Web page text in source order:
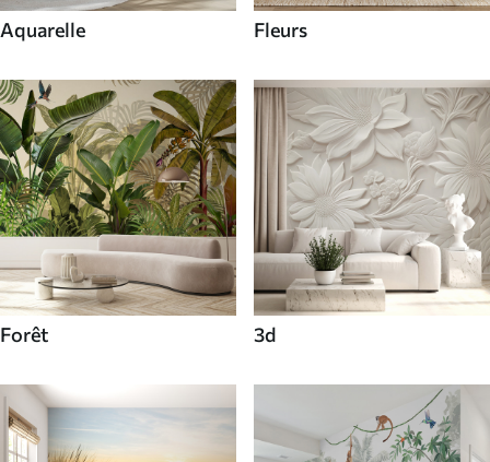
Aquarelle Fleurs
Forêt 3d